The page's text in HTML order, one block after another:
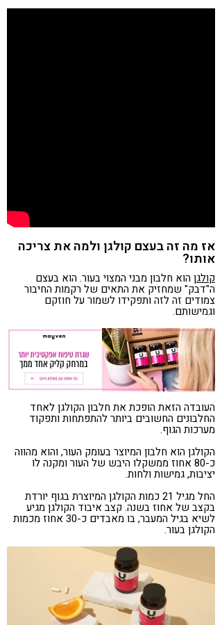
אז מה זה בעצם קולגן ולמה את צריכה
אותו?
קולגן הוא חלבון מבני המצוי בעור. הוא בעצם
ה"דבק" שמחזיק את התאים של רקמות החיבור
צמודים זה לזה ותפקידו לשמור על חוזקם
וגמישותם.
העובדה הזאת הופכת את חלבון הקולגן לאחד
החלבונים החשובים ביותר להתפתחות ותפקוד
מערכות הגוף.
הקולגן הוא חלבון המיוצר בעומק העור, והוא מהווה
כ-80 אחוז ממשקלו היבש של העור ומקנה לו
יציבות, גמישות ולחות.
החל מגיל 21 כמות הקולגן המיוצרת בגוף יורדת
בקצב של אחוז בשנה. קצב איבוד הקולגן מגיע
לשיא בגיל המעבר, בו מאבדים כ-30 אחוז מכמות
הקולגן בעור.